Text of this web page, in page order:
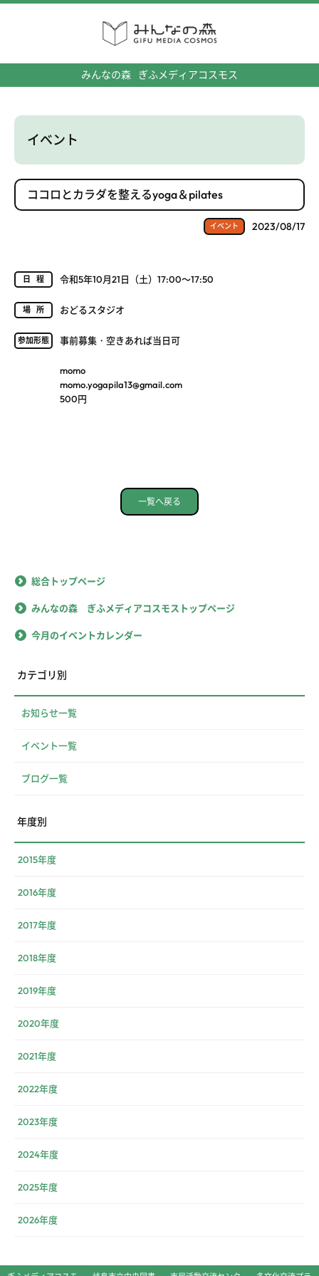
みんなの森 ぎふメディアコスモス
イベント
ココロとカラダを整えるyoga＆pilates
イベント 2023/08/17
日程 令和5年10月21日（土）17:00～17:50
場所 おどるスタジオ
参加形態 事前募集・空きあれば当日可
momo
momo.yogapila13@gmail.com
500円
一覧へ戻る
総合トップページ
みんなの森 ぎふメディアコスモストップページ
今月のイベントカレンダー
カテゴリ別
お知らせ一覧
イベント一覧
ブログ一覧
年度別
2015年度
2016年度
2017年度
2018年度
2019年度
2020年度
2021年度
2022年度
2023年度
2024年度
2025年度
2026年度